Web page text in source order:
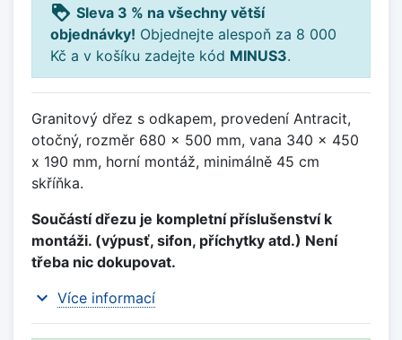
loyalty Sleva 3 % na všechny větší
objednávky! Objednejte alespoň za 8 000
Kč a v košíku zadejte kód MINUS3.
Granitový dřez s odkapem, provedení Antracit,
otočný, rozměr 680 x 500 mm, vana 340 x 450
x 190 mm, horní montáž, minimálně 45 cm
skříňka.
Součástí dřezu je kompletní příslušenství k
montáži. (výpusť, sifon, příchytky atd.) Není
třeba nic dokupovat.
expand_more Více informací